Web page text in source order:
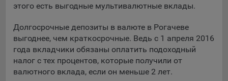
настройках для того, чтобы соответствующим образом
9.4. Аналитические файлы cookie, например
Яндекс.Метрика, Google Analytics. Данные файлы cookie
собирают информацию о том, как пользователь
использовал сайты, и позволяют Обществу вносить в них
улучшения.
этого есть выгодные мультивалютные вклады.
Долгосрочные депозиты в валюте в Рогачеве
выгоднее, чем краткосрочные. Ведь с 1 апреля 2016
года вкладчики обязаны оплатить подоходный
налог с тех процентов, которые получили от
валютного вклада, если он меньше 2 лет.